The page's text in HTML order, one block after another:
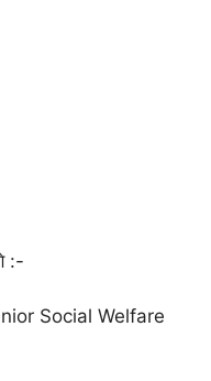
:-
Social Welfare